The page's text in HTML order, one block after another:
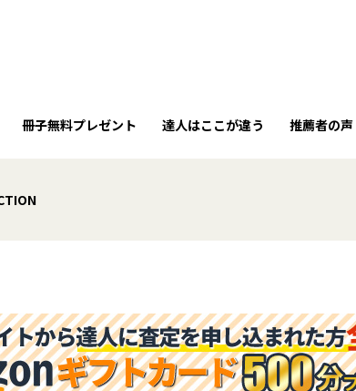
冊子無料プレゼント 達人はここが違う 推薦者の声